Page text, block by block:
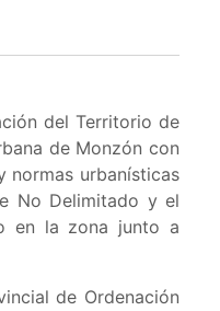
del Territorio de
de Monzón con
normas urbanísticas
No Delimitado y el
en la zona junto a
de Ordenación